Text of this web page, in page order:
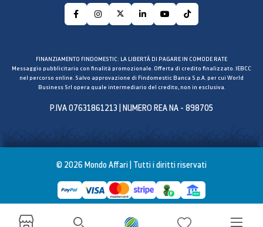
maglia metallica nella prima camera. La seconda
camera ha 8 filtri ciclonici separati che intrappolano
Intelligent Power Control
Grazie alla funzione Intelligent Power Control, Jet
Bot identifica il tipo di superficie e la quantità di
polvere. Regola in automatico la forza aspirante per
una pulizia ancora più a fondo anche di tappeti e
FINANZIAMENTO FINDOMESTIC: LA LIBERTÀ DI PAGARE IN COMODE RATE
Messaggio pubblicitario con finalità promozionale. Offerta di credito finalizzato. IEBCC
nel percorso online. Salvo approvazione di Findomestic Banca S.p.A. per cui World
Business Srl opera quale intermediario del credito, non in esclusiva.
P.IVA 07631861213 | NUMERO REA NA - 898705
© 2026 Mondo Affari | Tutti i diritti riservati